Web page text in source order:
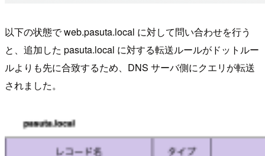
以下の状態で web.pasuta.local に対して問い合わせを行う
と、追加した pasuta.local に対する転送ルールがドットルー
ルよりも先に合致するため、DNS サーバ側にクエリが転送
されました。